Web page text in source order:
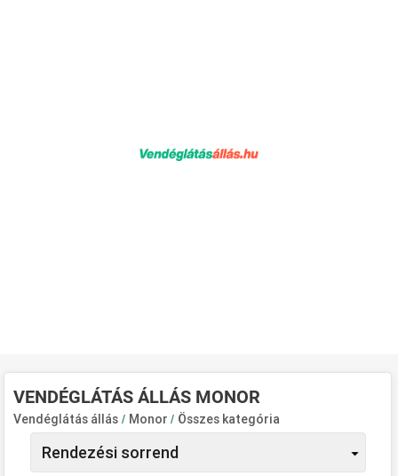
VENDÉGLÁTÁS ÁLLÁS MONOR
Vendéglátás állás / Monor/ Összes kategória